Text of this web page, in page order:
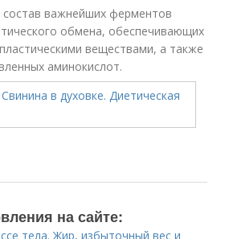
важнейших ферментов
обмена, обеспечивающих
веществами, а также
аминокислот.
на сайте:
тела. Жир, избыточный вес и